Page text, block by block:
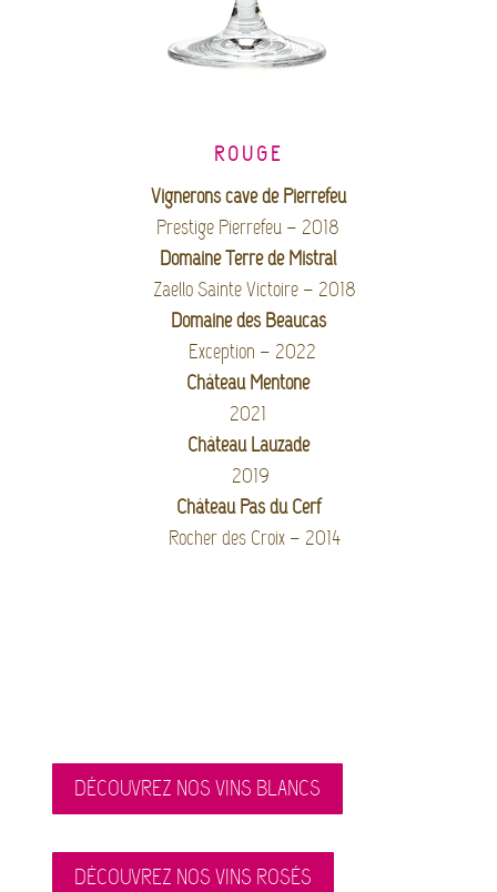
ROUGE
Vignerons cave de Pierrefeu
Prestige Pierrefeu – 2018
Domaine Terre de Mistral
Zaello Sainte Victoire – 2018
Domaine des Beaucas
Exception – 2022
Château Mentone
2021
Château Lauzade
2019
Château Pas du Cerf
Rocher des Croix – 2014
DÉCOUVREZ NOS VINS BLANCS
DÉCOUVREZ NOS VINS ROSÉS